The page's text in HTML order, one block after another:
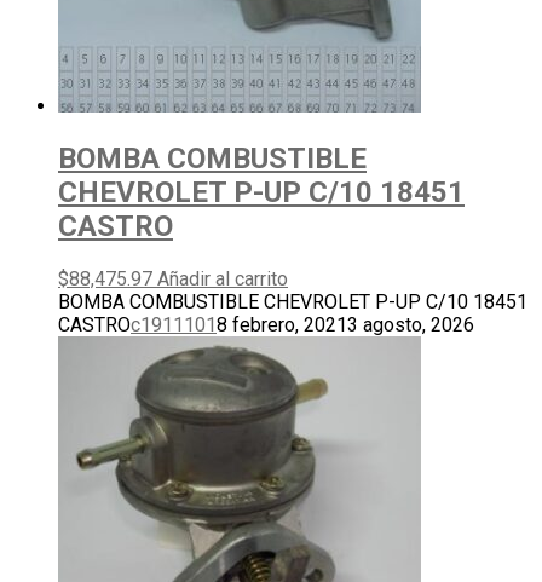
BOMBA COMBUSTIBLE
CHEVROLET P-UP C/10 18451
CASTRO
$88,475.97 Añadir al carrito
BOMBA COMBUSTIBLE CHEVROLET P-UP C/10 18451
CASTROc19111018 febrero, 20213 agosto, 2026